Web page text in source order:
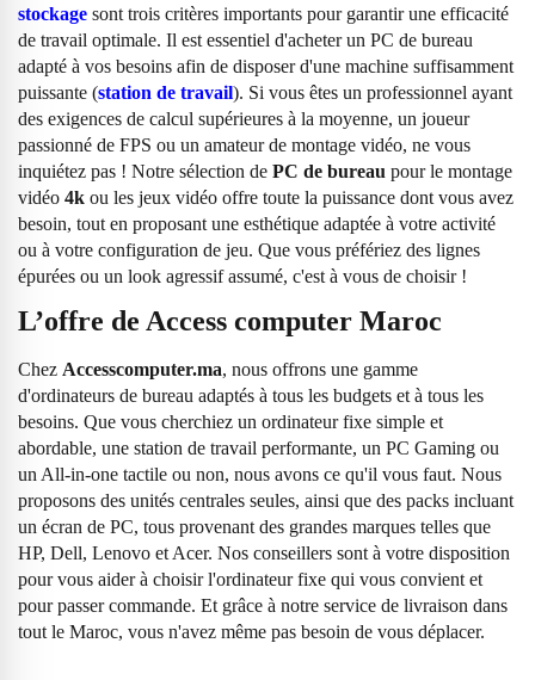
stockage sont trois critères importants pour garantir une efficacité
de travail optimale. Il est essentiel d'acheter un PC de bureau
adapté à vos besoins afin de disposer d'une machine suffisamment
puissante (station de travail). Si vous êtes un professionnel ayant
des exigences de calcul supérieures à la moyenne, un joueur
passionné de FPS ou un amateur de montage vidéo, ne vous
inquiétez pas ! Notre sélection de PC de bureau pour le montage
vidéo 4k ou les jeux vidéo offre toute la puissance dont vous avez
besoin, tout en proposant une esthétique adaptée à votre activité
ou à votre configuration de jeu. Que vous préfériez des lignes
épurées ou un look agressif assumé, c'est à vous de choisir !
L’offre de Access computer Maroc
Chez Accesscomputer.ma, nous offrons une gamme
d'ordinateurs de bureau adaptés à tous les budgets et à tous les
besoins. Que vous cherchiez un ordinateur fixe simple et
abordable, une station de travail performante, un PC Gaming ou
un All-in-one tactile ou non, nous avons ce qu'il vous faut. Nous
proposons des unités centrales seules, ainsi que des packs incluant
un écran de PC, tous provenant des grandes marques telles que
HP, Dell, Lenovo et Acer. Nos conseillers sont à votre disposition
pour vous aider à choisir l'ordinateur fixe qui vous convient et
pour passer commande. Et grâce à notre service de livraison dans
tout le Maroc, vous n'avez même pas besoin de vous déplacer.